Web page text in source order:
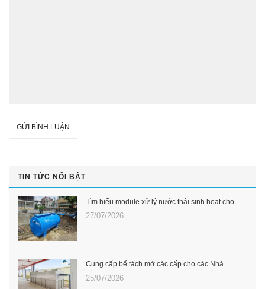
GỬI BÌNH LUẬN
TIN TỨC NỔI BẬT
Tìm hiểu module xử lý nước thải sinh hoạt cho...
27/07/2026
Cung cấp bể tách mỡ các cấp cho các Nhà...
25/07/2026